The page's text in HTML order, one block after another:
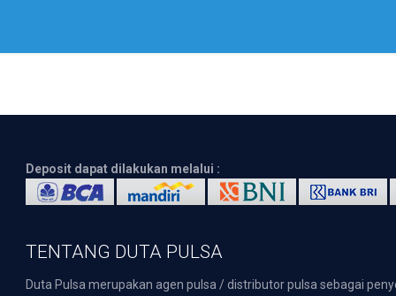
Deposit dapat dilakukan melalui :
TENTANG DUTA PULSA
Duta Pulsa merupakan agen pulsa / distributor pulsa sebagai